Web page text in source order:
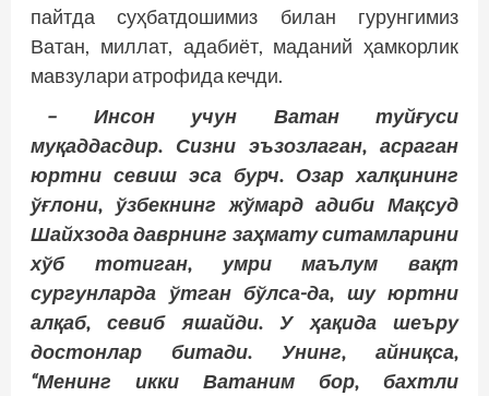
пайт­­да суҳбатдошимиз билан гурунгимиз
Ватан, миллат, адабиёт, маданий ҳамкорлик
мавзулари атрофида кечди.
– Инсон учун Ватан туйғуси
муқаддасдир. Сизни эъзозлаган, асраган
юртни севиш эса бурч. Озар халқининг
ўғлони, ўзбекнинг жўмард адиби Мақсуд
Шайхзода даврнинг заҳмату ситамларини
хўб тотиган, умри маълум вақт
сургунларда ўтган бўлса-да, шу юртни
алқаб, севиб яшайди. У ҳақида шеъру
достонлар битади. Унинг, айниқса,
“Менинг икки Ватаним бор, бахтли